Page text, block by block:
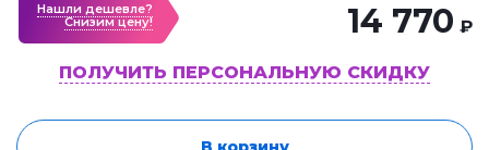
Нашли дешевле?
Cнизим цену!
14 770 ₽
ПОЛУЧИТЬ ПЕРСОНАЛЬНУЮ СКИДКУ